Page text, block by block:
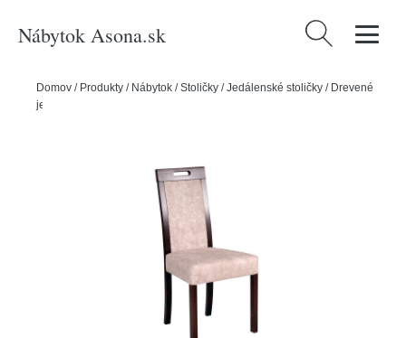
Nábytok Asona.sk Hľadať:
Domov / Produkty / Nábytok /Stoličky /Jedálenské stoličky / Drevené
jedálenské stoličky